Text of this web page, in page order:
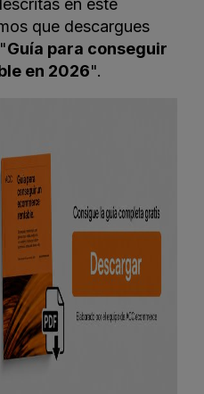
que descargues
Guía para conseguir
en 2026".